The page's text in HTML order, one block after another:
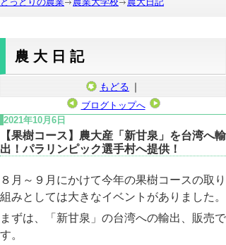
農大日記
もどる ｜
ブログトップへ
2021年10月6日
【果樹コース】農大産「新甘泉」を台湾へ輸
出！パラリンピック選手村へ提供！
８月～９月にかけて今年の果樹コースの取り
組みとしては大きなイベントがありました。
まずは、「新甘泉」の台湾への輸出、販売で
す。